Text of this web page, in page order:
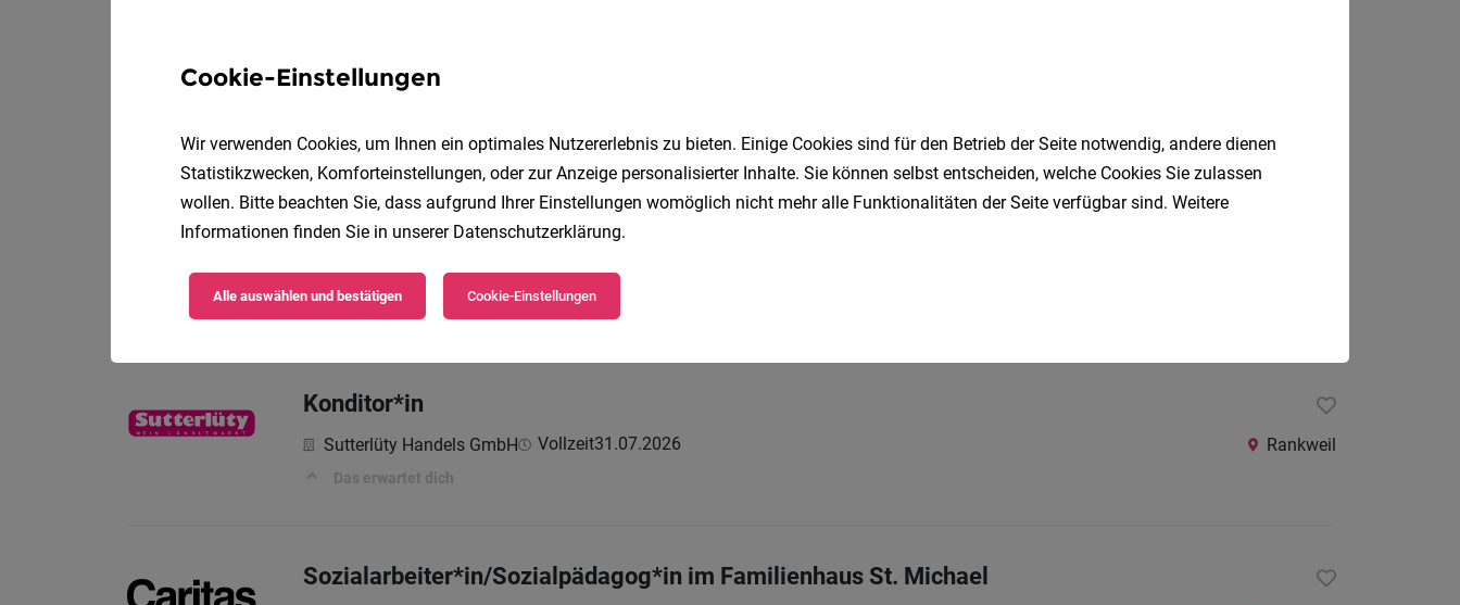
Stellenbeschreibung
Koch (m/w/d), 40 Std./Woche
Allgemeines
Konditor*in
Sutterlüty Handels GmbH Vollzeit31.07.2026 Rankweil
Das erwartet dich
Sozialarbeiter*in/Sozialpädagog*in im Familienhaus St. Michael
Cookie-Einstellungen
Wir verwenden Cookies, um Ihnen ein optimales Nutzererlebnis zu bieten. Einige Cookies sind für den Betrieb der Seite notwendig, andere dienen
Statistikzwecken, Komforteinstellungen, oder zur Anzeige personalisierter Inhalte. Sie können selbst entscheiden, welche Cookies Sie zulassen
wollen. Bitte beachten Sie, dass aufgrund Ihrer Einstellungen womöglich nicht mehr alle Funktionalitäten der Seite verfügbar sind. Weitere
Informationen finden Sie in unserer Datenschutzerklärung.
Alle auswählen und bestätigen Cookie-Einstellungen